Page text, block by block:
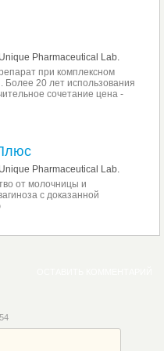
Pharmaceutical Lab.
при комплексном
20 лет использования
сочетание цена -
Pharmaceutical Lab.
от молочницы и
с доказанной